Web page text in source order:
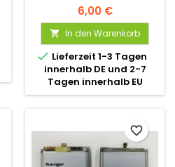
6,00 €
 In den Warenkorb
 Lieferzeit 1-3 Tagen
innerhalb DE und 2-7
Tagen innerhalb EU
favorite_border